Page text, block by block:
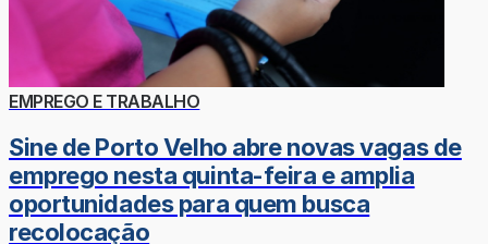
EMPREGO E TRABALHO
Sine de Porto Velho abre novas vagas de
emprego nesta quinta-feira e amplia
oportunidades para quem busca
recolocação